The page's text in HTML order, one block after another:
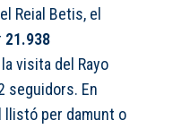
Reial Betis, el
21.938
visita del Rayo
seguidors. En
llistó per damunt o